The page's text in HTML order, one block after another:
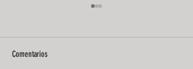
Comentarios